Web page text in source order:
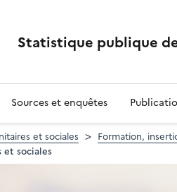
Statistique publique
Sources et enquêtes
et sociales Formation,
et sociales